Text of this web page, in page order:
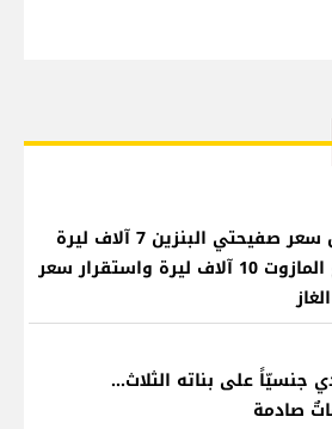
انخفاض سعر صفيحتي البنزين 7 آلاف ليرة
وارتفاع المازوت 10 آلاف ليرة واستقرار سعر
جنسيّاً على بناته الثلاث…
صادمة